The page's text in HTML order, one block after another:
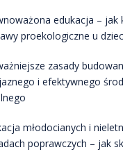
edukacja – jak
proekologiczne u
zasady
i efektywnego
młodocianych i
poprawczych – jak